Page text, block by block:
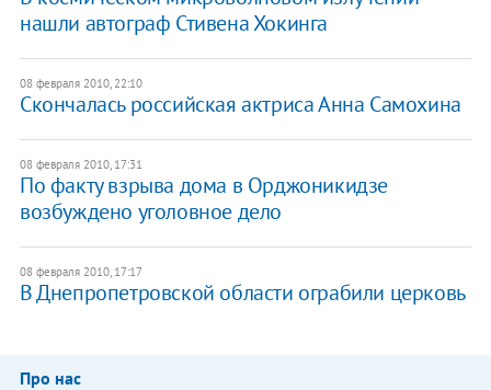
нашли автограф Стивена Хокинга
08 февраля 2010, 22:10
Скончалась российская актриса Анна Самохина
08 февраля 2010, 17:31
По факту взрыва дома в Орджоникидзе
возбуждено уголовное дело
08 февраля 2010, 17:17
В Днепропетровской области ограбили церковь
Про нас